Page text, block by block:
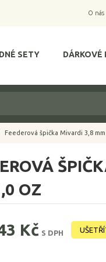
O nás
SETY DÁRKOVÉ
Feederová špička Mivardi 3,8 mm
OZ
Kč S DPH